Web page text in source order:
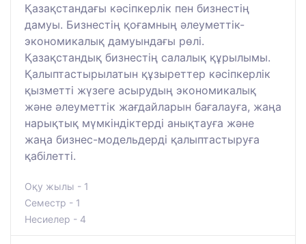
Қазақстандағы кәсіпкерлік пен бизнестің
дамуы. Бизнестің қоғамның әлеуметтік-
экономикалық дамуындағы рөлі.
Қазақстандық бизнестің салалық құрылымы.
Қалыптастырылатын құзыреттер кәсіпкерлік
қызметті жүзеге асырудың экономикалық
және әлеуметтік жағдайларын бағалауға, жаңа
нарықтық мүмкіндіктерді анықтауға және
жаңа бизнес-модельдерді қалыптастыруға
қабілетті.
Оқу жылы - 1
Семестр - 1
Несиелер - 4